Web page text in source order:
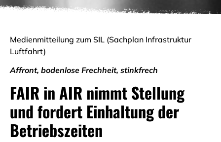
Medienmitteilung zum SIL (Sachplan Infrastruktur
Luftfahrt)
Affront, bodenlose Frechheit, stinkfrech
FAIR in AIR nimmt Stellung
und fordert Einhaltung der
Betriebszeiten